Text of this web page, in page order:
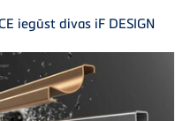
iegūst divas iF DESIGN